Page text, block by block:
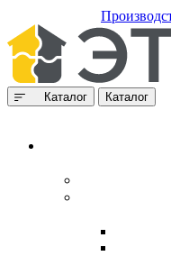
Каталог Каталог